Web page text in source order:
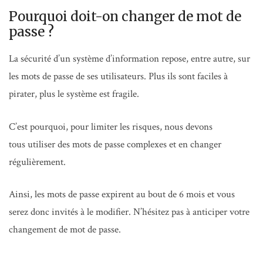
Pourquoi doit-on changer de mot de
passe ?
La sécurité d’un système d’information repose, entre autre, sur
les mots de passe de ses utilisateurs. Plus ils sont faciles à
pirater, plus le système est fragile.
C’est pourquoi, pour limiter les risques, nous devons
tous utiliser des mots de passe complexes et en changer
régulièrement.
Ainsi, les mots de passe expirent au bout de 6 mois et vous
serez donc invités à le modifier. N’hésitez pas à anticiper votre
changement de mot de passe.